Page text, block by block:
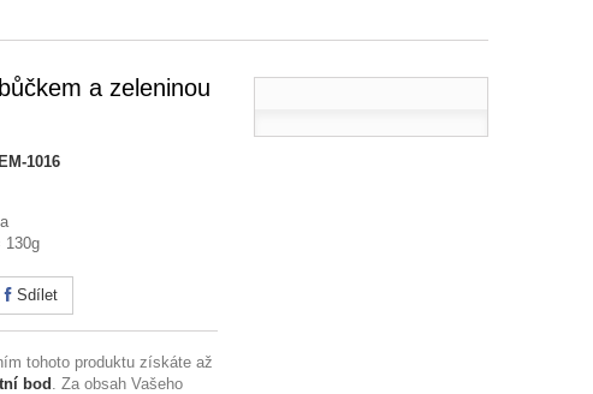
a zeleninou
1016
130g
Sdílet
tohoto produktu získáte až
bod . Za obsah Vašeho